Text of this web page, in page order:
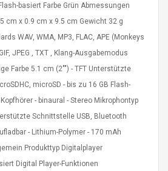
Adapter For Samsung
Mobile Universal Charging
Charge Adapter
$ 1.72
$ 2.46
Tetris Cases For Iphone 6
Plus 6s 7 8 Plus TPU
Phone Back Game
IPhone Cases
$ 6.86
Zdm 24 Key Ir Control
basiert Farbe Grün Abmessungen
cm x 0.9 cm x 9.5 cm Gewicht 32 g
WAV, WMA, MP3, FLAC, APE (Monkeys
JPEG , TXT , Klang-Ausgabemodus
Farbe 5.1 cm (2"") - TFT Unterstützte
microSD - bis zu 16 GB Flash-
- binaural - Stereo Mikrophontyp
Schnittstelle USB, Bluetooth
- Lithium-Polymer - 170 mAh
Produkttyp Digitalplayer
Digital Player-Funktionen